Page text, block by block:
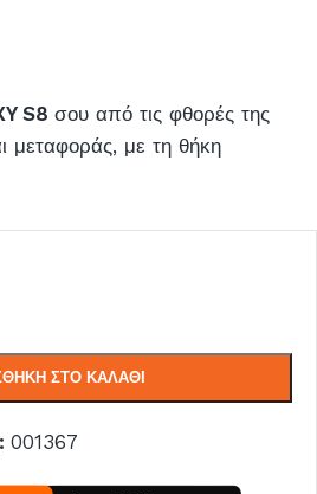
S8 σου από τις φθορές της
μεταφοράς, με τη θήκη
ΣΤΟ ΚΑΛΆΘΙ
001367